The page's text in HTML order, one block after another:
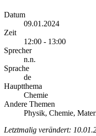
Datum
09.01.2024
Zeit
12:00 - 13:00
Sprecher
n.n.
Sprache
de
Hauptthema
Chemie
Andere Themen
Physik, Chemie,
Letztmalig verändert: